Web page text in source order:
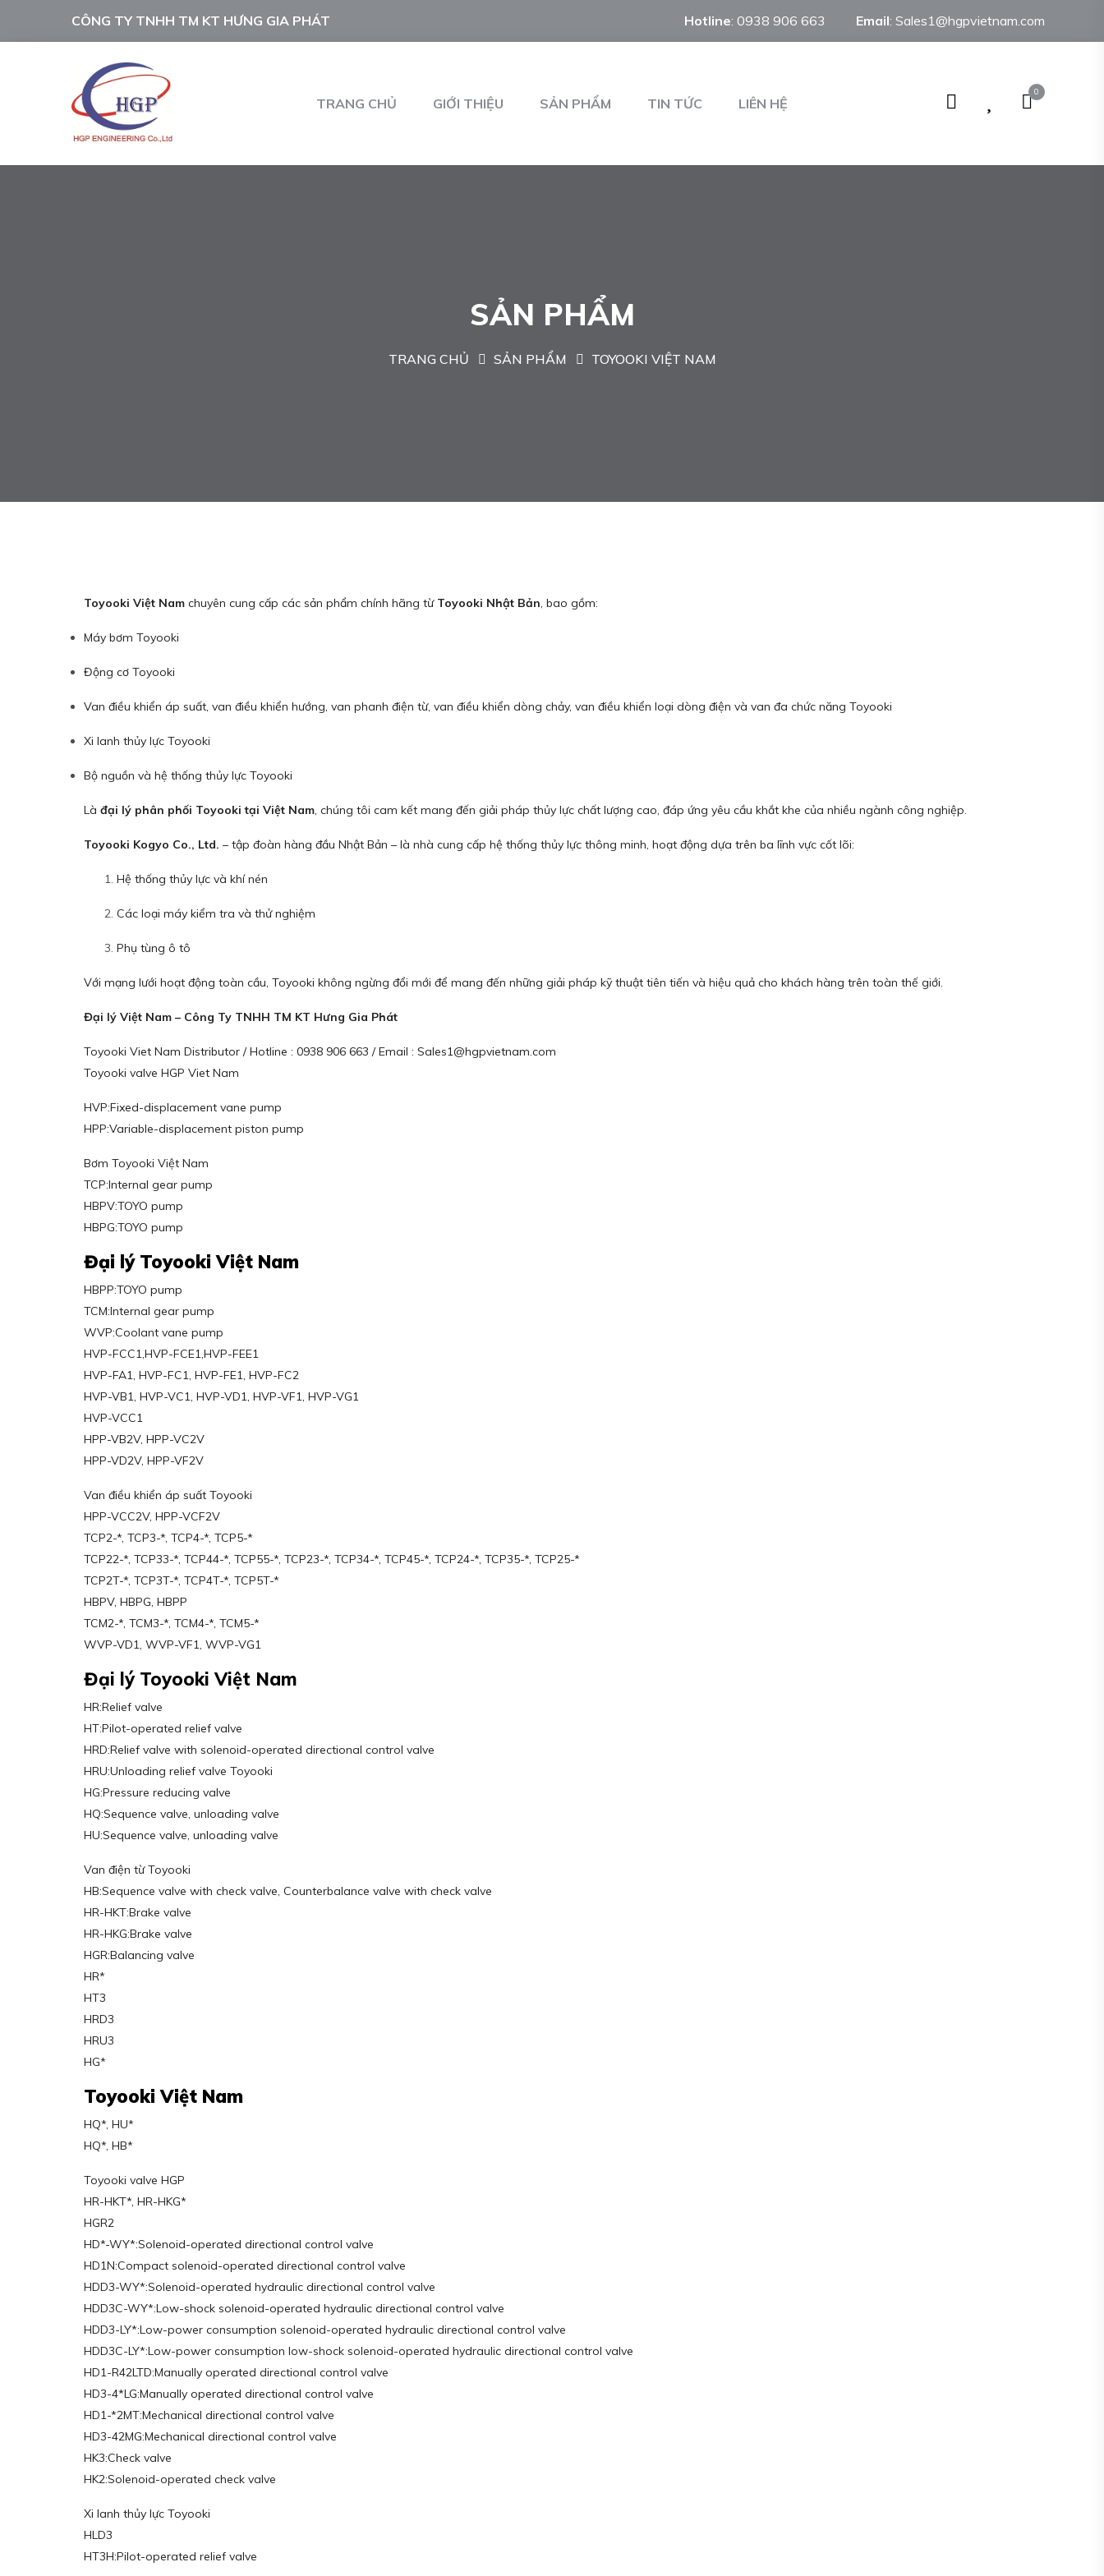
CÔNG TY TNHH TM KT HƯNG GIA PHÁT Hotline: 0938 906 663 Email: Sales1@hgpvietnam.com
TRANG CHỦ GIỚI THIỆU SẢN PHẨM TIN TỨC LIÊN HỆ
0
SẢN PHẨM
TRANG CHỦ SẢN PHẨM TOYOOKI VIỆT NAM
Toyooki Việt Nam chuyên cung cấp các sản phẩm chính hãng từ Toyooki Nhật Bản, bao gồm:
Máy bơm Toyooki
Động cơ Toyooki
Van điều khiển áp suất, van điều khiển hướng, van phanh điện từ, van điều khiển dòng chảy, van điều khiển loại dòng điện và van đa chức năng Toyooki
Xi lanh thủy lực Toyooki
Bộ nguồn và hệ thống thủy lực Toyooki
Là đại lý phân phối Toyooki tại Việt Nam, chúng tôi cam kết mang đến giải pháp thủy lực chất lượng cao, đáp ứng yêu cầu khắt khe của nhiều ngành công nghiệp.
Toyooki Kogyo Co., Ltd. – tập đoàn hàng đầu Nhật Bản – là nhà cung cấp hệ thống thủy lực thông minh, hoạt động dựa trên ba lĩnh vực cốt lõi:
Hệ thống thủy lực và khí nén
Các loại máy kiểm tra và thử nghiệm
Phụ tùng ô tô
Với mạng lưới hoạt động toàn cầu, Toyooki không ngừng đổi mới để mang đến những giải pháp kỹ thuật tiên tiến và hiệu quả cho khách hàng trên toàn thế giới.
Đại lý Việt Nam – Công Ty TNHH TM KT Hưng Gia Phát
Toyooki Viet Nam Distributor / Hotline : 0938 906 663 / Email : Sales1@hgpvietnam.com
Toyooki valve HGP Viet Nam
HVP:Fixed-displacement vane pump
HPP:Variable-displacement piston pump
Bơm Toyooki Việt Nam
TCP:Internal gear pump
HBPV:TOYO pump
HBPG:TOYO pump
Đại lý Toyooki Việt Nam
HBPP:TOYO pump
TCM:Internal gear pump
WVP:Coolant vane pump
HVP-FCC1,HVP-FCE1,HVP-FEE1
HVP-FA1, HVP-FC1, HVP-FE1, HVP-FC2
HVP-VB1, HVP-VC1, HVP-VD1, HVP-VF1, HVP-VG1
HVP-VCC1
HPP-VB2V, HPP-VC2V
HPP-VD2V, HPP-VF2V
Van điều khiển áp suất Toyooki
HPP-VCC2V, HPP-VCF2V
TCP2-*, TCP3-*, TCP4-*, TCP5-*
TCP22-*, TCP33-*, TCP44-*, TCP55-*, TCP23-*, TCP34-*, TCP45-*, TCP24-*, TCP35-*, TCP25-*
TCP2T-*, TCP3T-*, TCP4T-*, TCP5T-*
HBPV, HBPG, HBPP
TCM2-*, TCM3-*, TCM4-*, TCM5-*
WVP-VD1, WVP-VF1, WVP-VG1
Đại lý Toyooki Việt Nam
HR:Relief valve
HT:Pilot-operated relief valve
HRD:Relief valve with solenoid-operated directional control valve
HRU:Unloading relief valve Toyooki
HG:Pressure reducing valve
HQ:Sequence valve, unloading valve
HU:Sequence valve, unloading valve
Van điện từ Toyooki
HB:Sequence valve with check valve, Counterbalance valve with check valve
HR-HKT:Brake valve
HR-HKG:Brake valve
HGR:Balancing valve
HR*
HT3
HRD3
HRU3
HG*
Toyooki Việt Nam
HQ*, HU*
HQ*, HB*
Toyooki valve HGP
HR-HKT*, HR-HKG*
HGR2
HD*-WY*:Solenoid-operated directional control valve
HD1N:Compact solenoid-operated directional control valve
HDD3-WY*:Solenoid-operated hydraulic directional control valve
HDD3C-WY*:Low-shock solenoid-operated hydraulic directional control valve
HDD3-LY*:Low-power consumption solenoid-operated hydraulic directional control valve
HDD3C-LY*:Low-power consumption low-shock solenoid-operated hydraulic directional control valve
HD1-R42LTD:Manually operated directional control valve
HD3-4*LG:Manually operated directional control valve
HD1-*2MT:Mechanical directional control valve
HD3-42MG:Mechanical directional control valve
HK3:Check valve
HK2:Solenoid-operated check valve
Xi lanh thủy lực Toyooki
HLD3
HT3H:Pilot-operated relief valve